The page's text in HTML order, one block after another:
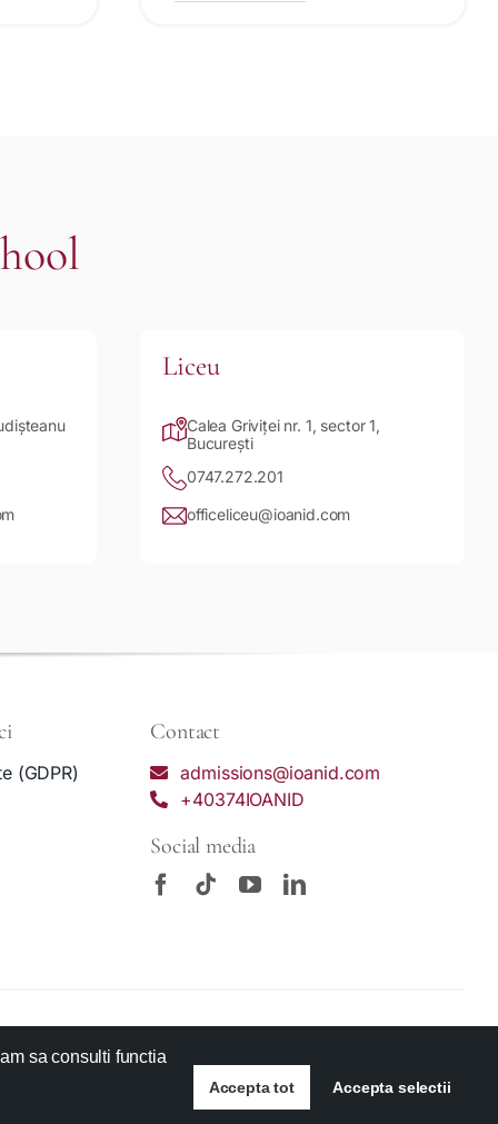
sa consulti functia
Accepta tot Accepta selectii
Liceu
Calea Griviței nr. 1, sector 1,
București
0747.272.201
officeliceu@ioanid.com
(GDPR)
Contact
admissions@ioanid.com
+40374IOANID
Social media